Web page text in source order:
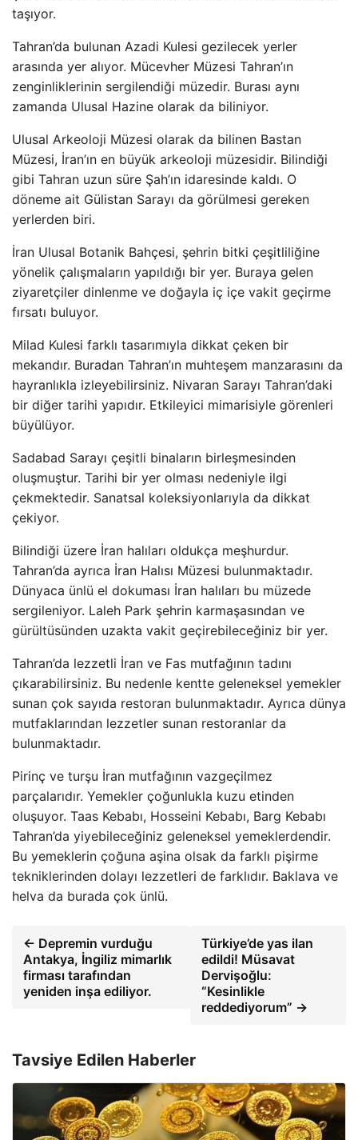
taşıyor.
Tahran’da bulunan Azadi Kulesi gezilecek yerler
arasında yer alıyor. Mücevher Müzesi Tahran’ın
zenginliklerinin sergilendiği müzedir. Burası aynı
zamanda Ulusal Hazine olarak da biliniyor.
Ulusal Arkeoloji Müzesi olarak da bilinen Bastan
Müzesi, İran’ın en büyük arkeoloji müzesidir. Bilindiği
gibi Tahran uzun süre Şah’ın idaresinde kaldı. O
döneme ait Gülistan Sarayı da görülmesi gereken
yerlerden biri.
İran Ulusal Botanik Bahçesi, şehrin bitki çeşitliliğine
yönelik çalışmaların yapıldığı bir yer. Buraya gelen
ziyaretçiler dinlenme ve doğayla iç içe vakit geçirme
fırsatı buluyor.
Milad Kulesi farklı tasarımıyla dikkat çeken bir
mekandır. Buradan Tahran’ın muhteşem manzarasını da
hayranlıkla izleyebilirsiniz. Nivaran Sarayı Tahran’daki
bir diğer tarihi yapıdır. Etkileyici mimarisiyle görenleri
büyülüyor.
Sadabad Sarayı çeşitli binaların birleşmesinden
oluşmuştur. Tarihi bir yer olması nedeniyle ilgi
çekmektedir. Sanatsal koleksiyonlarıyla da dikkat
çekiyor.
Bilindiği üzere İran halıları oldukça meşhurdur.
Tahran’da ayrıca İran Halısı Müzesi bulunmaktadır.
Dünyaca ünlü el dokuması İran halıları bu müzede
sergileniyor. Laleh Park şehrin karmaşasından ve
gürültüsünden uzakta vakit geçirebileceğiniz bir yer.
Tahran’da lezzetli İran ve Fas mutfağının tadını
çıkarabilirsiniz. Bu nedenle kentte geleneksel yemekler
sunan çok sayıda restoran bulunmaktadır. Ayrıca dünya
mutfaklarından lezzetler sunan restoranlar da
bulunmaktadır.
Pirinç ve turşu İran mutfağının vazgeçilmez
parçalarıdır. Yemekler çoğunlukla kuzu etinden
oluşuyor. Taas Kebabı, Hosseini Kebabı, Barg Kebabı
Tahran’da yiyebileceğiniz geleneksel yemeklerdendir.
Bu yemeklerin çoğuna aşina olsak da farklı pişirme
tekniklerinden dolayı lezzetleri de farklıdır. Baklava ve
helva da burada çok ünlü.
← Depremin vurduğu
Antakya, İngiliz mimarlık
firması tarafından
yeniden inşa ediliyor.
Türkiye’de yas ilan
edildi! Müsavat
Dervişoğlu:
“Kesinlikle
reddediyorum” →
Tavsiye Edilen Haberler